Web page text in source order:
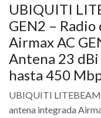
UBIQUITI
GEN2 –
Airmax AC
Antena 23
hasta 450
UBIQUITI LITEBEAM
antena integrada